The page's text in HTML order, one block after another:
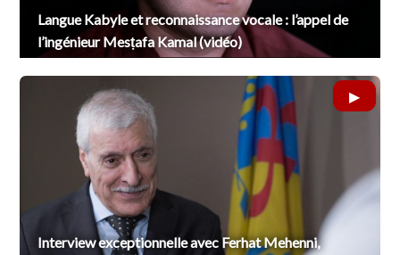
Langue Kabyle et reconnaissance vocale : l’appel de
l’ingénieur Mesṭafa Kamal (vidéo)
Interview exceptionnelle avec Ferhat Mehenni,